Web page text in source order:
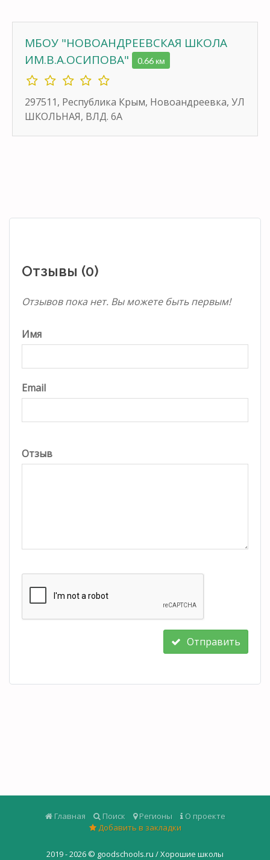
МБОУ "НОВОАНДРЕЕВСКАЯ ШКОЛА
ИМ.В.А.ОСИПОВА"
0.66 км
297511, Республика Крым, Новоандреевка, УЛ
ШКОЛЬНАЯ, ВЛД. 6А
Отзывы (0)
Отзывов пока нет. Вы можете быть первым!
Имя
Email
Отзыв
Отправить
Главная Поиск Регионы
О проекте
Добавить в закладки
2019 - 2026 © goodschools.ru / Хорошие школы